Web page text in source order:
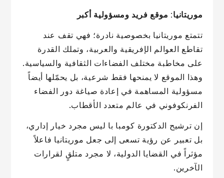
موريتانيا: موقع فريد ومسؤولية أكبر
تتمتع موريتانيا بخصوصية نادرة؛ فهي تقف عند
تقاطع العوالم الإفريقية والعربية، وتملك القدرة
على مخاطبة مختلف الفضاءات الثقافية والسياسية.
وهذا الموقع لا يمنحها فقط شرعية، بل يحمّلها أيضاً
مسؤولية المساهمة في إعادة صياغة دور الفضاء
الفرنكوفوني في عالم متعدد الأقطاب.
إن ترشيح الدكتورة كومبا با ليس مجرد خيار إداري،
بل تعبير عن رؤية تسعى إلى جعل موريتانيا فاعلاً
مؤثراً في القضايا الدولية، لا مجرد متلقٍ لقرارات
الآخرين.